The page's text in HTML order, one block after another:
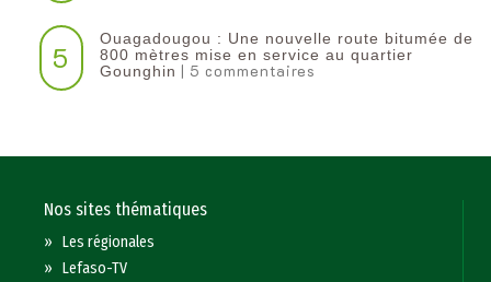
5
Ouagadougou : Une nouvelle route bitumée de
800 mètres mise en service au quartier
Gounghin | 5 commentaires
Nos sites thématiques
»Les régionales
»Lefaso-TV